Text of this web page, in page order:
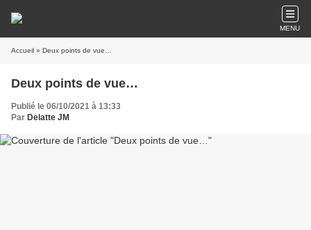
MENU
Accueil » Deux points de vue…
Deux points de vue…
Publié le 06/10/2021 à 13:33
Par Delatte JM